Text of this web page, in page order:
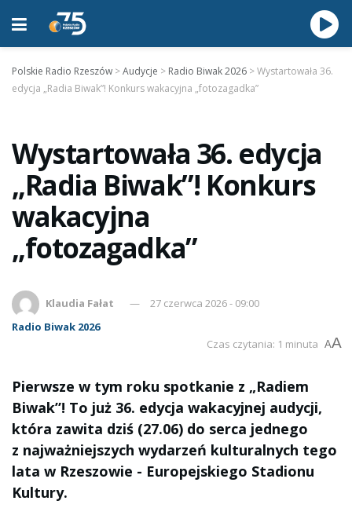
Polskie Radio Rzeszów >Audycje > Radio Biwak 2026 >Wystartowała 36.
edycja „Radia Biwak”! Konkurs wakacyjna „fotozagadka”
Wystartowała 36. edycja
„Radia Biwak”! Konkurs
wakacyjna
„fotozagadka”
Klaudia Fałat
27 czerwca 2026 - 09:00
Radio Biwak 2026
Czas czytania: 1 minuta AA
Pierwsze w tym roku spotkanie z „Radiem
Biwak”! To już 36. edycja wakacyjnej audycji,
która zawita dziś (27.06) do serca jednego
z najważniejszych wydarzeń kulturalnych tego
lata w Rzeszowie - Europejskiego Stadionu
Kultury.